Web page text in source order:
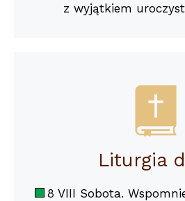
z wyjątkiem
Liturgia
8 VIII Sobota.